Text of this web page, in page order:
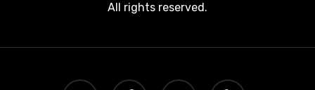
All rights reserved.
twitter facebook google- yelp